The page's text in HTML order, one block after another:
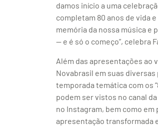
damos início a uma
completam 80 anos de vida
memória da nossa música e
— e é só o começo”, celebra
Além das apresentações ao
Novabrasil em suas
temporada temática com os
podem ser vistos no canal
no Instagram, bem como
apresentação transformada